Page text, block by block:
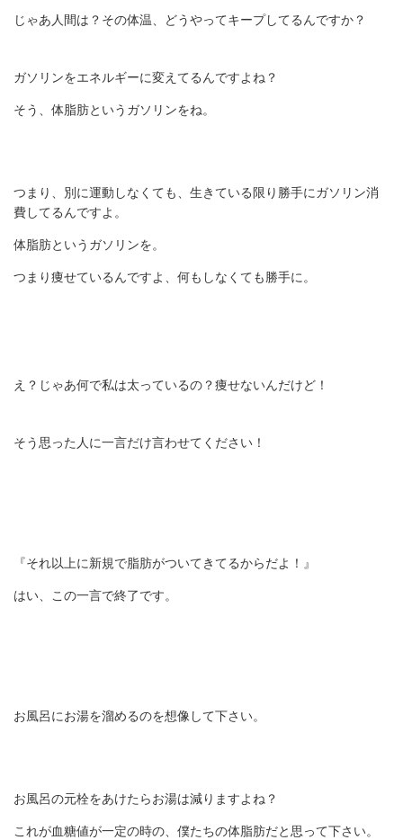
じゃあ人間は？その体温、どうやってキープしてるんですか？
ガソリンをエネルギーに変えてるんですよね？
そう、体脂肪というガソリンをね。
つまり、別に運動しなくても、生きている限り勝手にガソリン消
費してるんですよ。
体脂肪というガソリンを。
つまり痩せているんですよ、何もしなくても勝手に。
え？じゃあ何で私は太っているの？痩せないんだけど！
そう思った人に一言だけ言わせてください！
『それ以上に新規で脂肪がついてきてるからだよ！』
はい、この一言で終了です。
お風呂にお湯を溜めるのを想像して下さい。
お風呂の元栓をあけたらお湯は減りますよね？
これが血糖値が一定の時の、僕たちの体脂肪だと思って下さい。